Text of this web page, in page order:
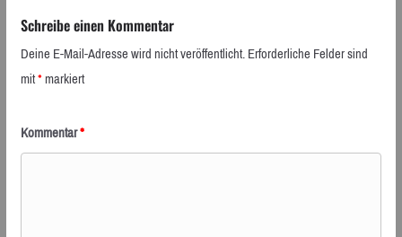
Schreibe einen Kommentar
Deine E-Mail-Adresse wird nicht veröffentlicht.Erforderliche Felder sind
mit*markiert
Kommentar*